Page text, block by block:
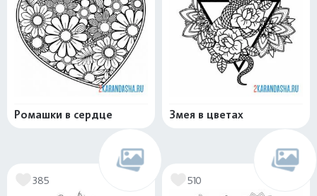
Ромашки в сердце Змея в цветах
385 510